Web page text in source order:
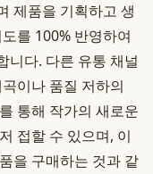
제품을 기획하고 생
를 100% 반영하여
니다. 다른 유통 채널
이나 품질 저하의
통해 작가의 새로운
접할 수 있으며, 이
을 구매하는 것과 같